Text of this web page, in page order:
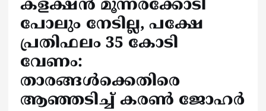
കളക്ഷന്‍ മൂന്നരക്കോടി
പോലും നേടില്ല, പക്ഷേ
പ്രതിഫലം 35 കോടി
വേണം:
താരങ്ങൾക്കെതിരെ
ആഞ്ഞടിച്ച് കരണ്‍ ജോഹര്‍